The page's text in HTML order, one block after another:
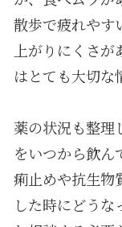
散歩で疲れやす
上がりにくさ
はとても大切な
薬の状況も整理
をいつから飲ん
痢止めや抗生物
した時にどう